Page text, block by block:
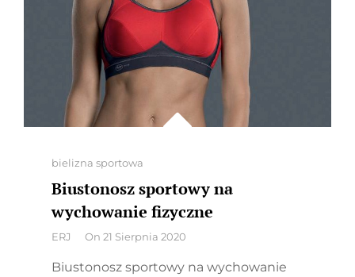
Categories
bielizna sportowa
Biustonosz sportowy na
wychowanie fizyczne
By
ERJ On 21 Sierpnia 2020
Biustonosz sportowy na wychowanie